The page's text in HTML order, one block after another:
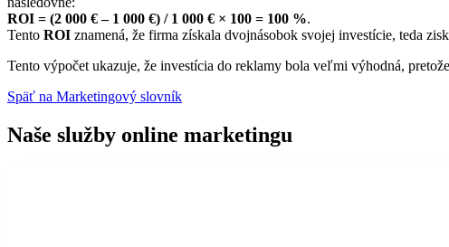
ROI = (2 000 € – 1 000 €) / 1 000 € × 100 = 100 %.
Tento ROI znamená, že firma získala dvojnásobok svojej investície, teda
Tento výpočet ukazuje, že investícia do reklamy bola veľmi výhodná, pretože
Späť na Marketingový slovník
Naše služby online marketingu